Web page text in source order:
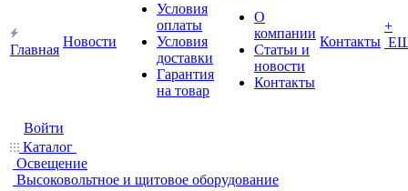
Главная
Новости
Условия
оплаты
Условия
доставки
Гарантия
на товар
О
компании
Статьи и
новости
Контакты
Контакты
+
Войти
Каталог
Освещение
Высоковольтное и щитовое оборудование